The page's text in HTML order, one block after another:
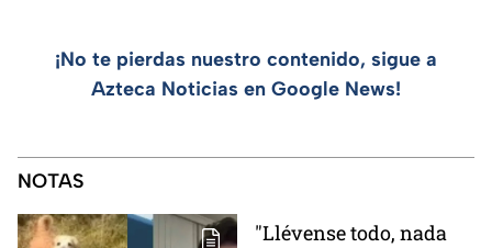
¡No te pierdas nuestro contenido, sigue a
Azteca Noticias en Google News!
NOTAS
"Llévense todo, nada